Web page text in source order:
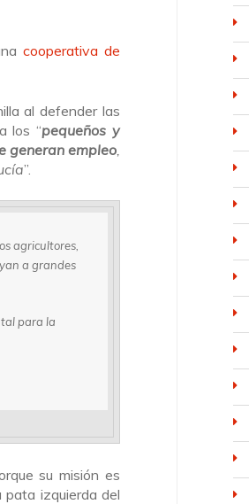
cooperativa de
al defender las
los “pequeños y
generan empleo,
”.
agricultores,
a grandes
para la
su misión es
izquierda del